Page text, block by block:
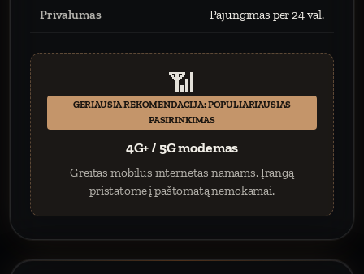
Privalumas Pajungimas per 24 val.
📶
GERIAUSIA REKOMENDACIJA: POPULIARIAUSIAS
PASIRINKIMAS
4G+ / 5G modemas
Greitas mobilus internetas namams. Įrangą
pristatome į paštomatą nemokamai.